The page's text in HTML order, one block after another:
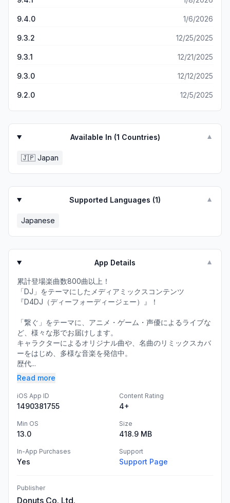
アップ時、限界突破時 現状では仕方ない事ですが改善する
るとブーストチケットと体力持ってかれます。 長くなりまし
9.4.0 1/6/2026
9.3.2 12/25/2025
9.3.1 12/21/2025
9.3.0 12/12/2025
9.2.0 12/5/2025
Available In (1 Countries) ▼
🇯🇵 Japan
Supported Languages (1) ▼
Japanese
App Details ▼
累計登場楽曲数800曲以上！
「DJ」をテーマにしたメディアミックスコンテンツ
『D4DJ（ディーフォーディージェー）』！
「繋ぐ」をテーマに、アニメ・ゲーム・声優によるライブな
ど、様々な形でお届けします。
キャラクターによるオリジナル曲や、名曲のリミックスカバ
ーをはじめ、多様な音楽を発信中。
歴代...
Read more
iOS App ID
1490381755
Content Rating
4+
Min OS
13.0
Size
418.9 MB
In-App Purchases
Yes
Support
Support Page
Publisher
Donuts Co. Ltd.